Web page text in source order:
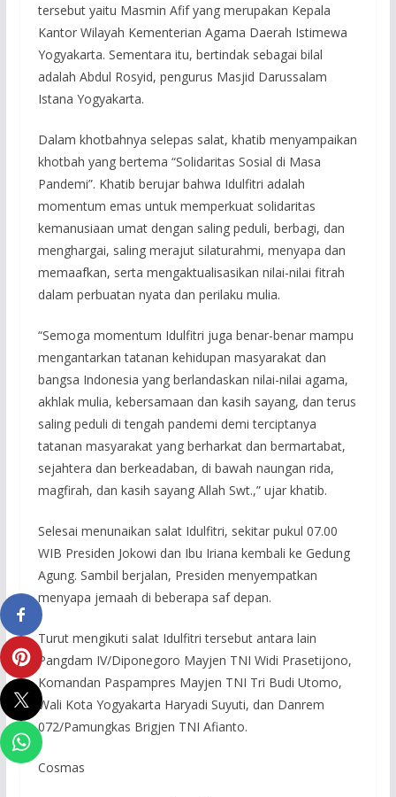
tersebut yaitu Masmin Afif yang merupakan Kepala
Kantor Wilayah Kementerian Agama Daerah Istimewa
Yogyakarta. Sementara itu, bertindak sebagai bilal
adalah Abdul Rosyid, pengurus Masjid Darussalam
Istana Yogyakarta.
Dalam khotbahnya selepas salat, khatib menyampaikan
khotbah yang bertema “Solidaritas Sosial di Masa
Pandemi”. Khatib berujar bahwa Idulfitri adalah
momentum emas untuk memperkuat solidaritas
kemanusiaan umat dengan saling peduli, berbagi, dan
menghargai, saling merajut silaturahmi, menyapa dan
memaafkan, serta mengaktualisasikan nilai-nilai fitrah
dalam perbuatan nyata dan perilaku mulia.
“Semoga momentum Idulfitri juga benar-benar mampu
mengantarkan tatanan kehidupan masyarakat dan
bangsa Indonesia yang berlandaskan nilai-nilai agama,
akhlak mulia, kebersamaan dan kasih sayang, dan terus
saling peduli di tengah pandemi demi terciptanya
tatanan masyarakat yang berharkat dan bermartabat,
sejahtera dan berkeadaban, di bawah naungan rida,
magfirah, dan kasih sayang Allah Swt.,” ujar khatib.
Selesai menunaikan salat Idulfitri, sekitar pukul 07.00
WIB Presiden Jokowi dan Ibu Iriana kembali ke Gedung
Agung. Sambil berjalan, Presiden menyempatkan
menyapa jemaah di beberapa saf depan.
Turut mengikuti salat Idulfitri tersebut antara lain
Pangdam IV/Diponegoro Mayjen TNI Widi Prasetijono,
Komandan Paspampres Mayjen TNI Tri Budi Utomo,
Wali Kota Yogyakarta Haryadi Suyuti, dan Danrem
072/Pamungkas Brigjen TNI Afianto.
Cosmas